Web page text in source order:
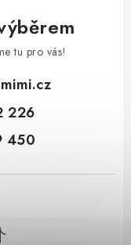
tu pro vás!
226
450